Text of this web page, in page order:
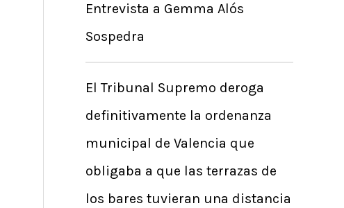
Entrevista a Gemma Alós
Sospedra
El Tribunal Supremo deroga
definitivamente la ordenanza
municipal de Valencia que
obligaba a que las terrazas de
los bares tuvieran una distancia